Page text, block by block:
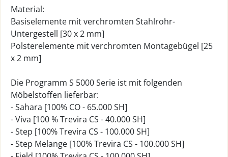
Material:
Basiselemente mit verchromten Stahlrohr-
Untergestell [30 x 2 mm]
Polsterelemente mit verchromten Montagebügel [25
x 2 mm]
Die Programm S 5000 Serie ist mit folgenden
Möbelstoffen lieferbar:
- Sahara [100% CO - 65.000 SH]
- Viva [100 % Trevira CS - 40.000 SH]
- Step [100% Trevira CS - 100.000 SH]
- Step Melange [100% Trevira CS - 100.000 SH]